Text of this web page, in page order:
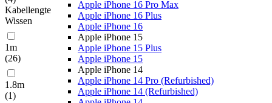
Apple iPhone 16 Pro Max
Apple iPhone 16 Plus
Apple iPhone 16
Apple iPhone 15
Apple iPhone 15 Plus
Apple iPhone 15
Apple iPhone 14
Apple iPhone 14 Pro (Refurbished)
Apple iPhone 14 (Refurbished)
Kabellengte
Wissen
1m
(26)
1.8m
(1)